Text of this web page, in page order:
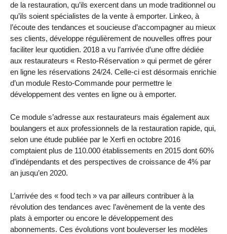
de la restauration, qu’ils exercent dans un mode traditionnel ou
qu’ils soient spécialistes de la vente à emporter. Linkeo, à
l’écoute des tendances et soucieuse d’accompagner au mieux
ses clients, développe régulièrement de nouvelles offres pour
faciliter leur quotidien. 2018 a vu l’arrivée d’une offre dédiée
aux restaurateurs « Resto-Réservation » qui permet de gérer
en ligne les réservations 24/24. Celle-ci est désormais enrichie
d’un module Resto-Commande pour permettre le
développement des ventes en ligne ou à emporter.
Ce module s’adresse aux restaurateurs mais également aux
boulangers et aux professionnels de la restauration rapide, qui,
selon une étude publiée par le Xerfi en octobre 2016
comptaient plus de 110.000 établissements en 2015 dont 60%
d’indépendants et des perspectives de croissance de 4% par
an jusqu’en 2020.
L’arrivée des « food tech » va par ailleurs contribuer à la
révolution des tendances avec l’avènement de la vente des
plats à emporter ou encore le développement des
abonnements. Ces évolutions vont bouleverser les modèles